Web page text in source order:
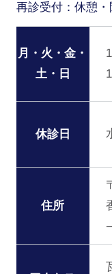
再診受付：休憩
月・火・金・
土・日
休診日
住所